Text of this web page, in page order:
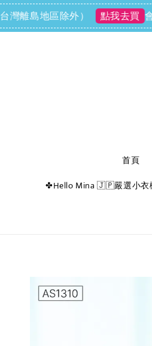
地區除外） 點我去買 會員每
首頁
✤Hello Mina 🇯🇵嚴選小衣